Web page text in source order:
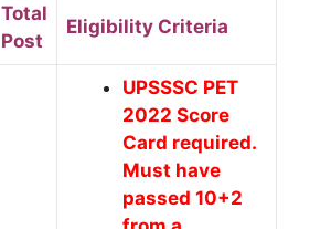
Total
Post
Eligibility Criteria
UPSSSC PET
2022 Score
Card required.
Must have
passed 10+2